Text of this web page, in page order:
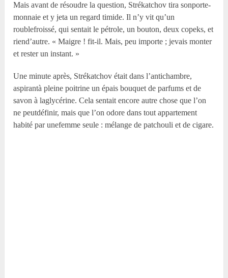
Mais avant de résoudre la question, Strékatchov tira sonporte-
monnaie et y jeta un regard timide. Il n’y vit qu’un
roublefroissé, qui sentait le pétrole, un bouton, deux copeks, et
riend’autre. « Maigre ! fit-il. Mais, peu importe ; jevais monter
et rester un instant. »
Une minute après, Strékatchov était dans l’antichambre,
aspirantà pleine poitrine un épais bouquet de parfums et de
savon à laglycérine. Cela sentait encore autre chose que l’on
ne peutdéfinir, mais que l’on odore dans tout appartement
habité par unefemme seule : mélange de patchouli et de cigare.